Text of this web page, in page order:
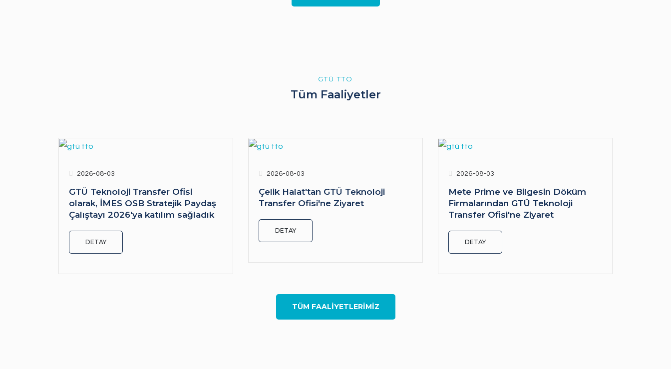
GTÜ TTO
Tüm Faaliyetler
2026-08-03
GTÜ Teknoloji Transfer Ofisi
olarak, İMES OSB Stratejik Paydaş
Çalıştayı 2026'ya katılım sağladık
DETAY
2026-08-03
Çelik Halat'tan GTÜ Teknoloji
Transfer Ofisi'ne Ziyaret
DETAY
2026-08-03
Mete Prime ve Bilgesin Döküm
Firmalarından GTÜ Teknoloji
Transfer Ofisi'ne Ziyaret
DETAY
TÜM FAALİYETLERİMİZ